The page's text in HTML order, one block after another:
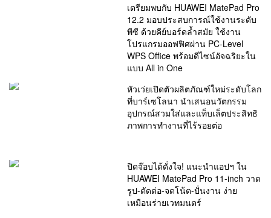
เตรียมพบกับ HUAWEI MatePad Pro
12.2 มอบประสบการณ์ใช้งานระดับ
พีซี ด้วยคีย์บอร์ดล้ำสมัย ใช้งาน
โปรแกรมออฟฟิศผ่าน PC-Level
WPS Office พร้อมดีไซน์อัจฉริยะใน
แบบ All in One
หัวเว่ยเปิดตัวผลิตภัณฑ์ใหม่ระดับโลก
ที่บาร์เซโลนา นำเสนอนวัตกรรม
อุปกรณ์สวมใส่และแท็บเล็ตประสิทธิ
ภาพการทํางานที่ไร้รอยต่อ
ปิดจ๊อบได้ดั่งใจ! แนะนำแอปฯ ใน
HUAWEI MatePad Pro 11-inch วาด
รูป-ตัดต่อ-จดโน้ต-ปั่นงาน ง่าย
เหมือนร่ายเวทมนตร์